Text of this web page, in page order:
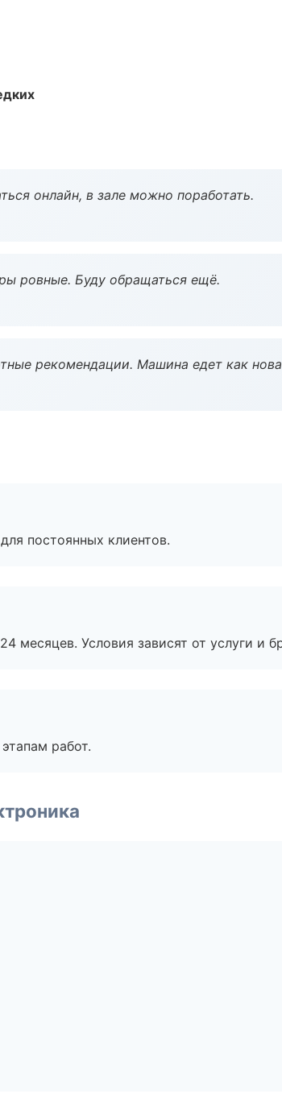
онлайн, в зале можно поработать.
ровные. Буду обращаться ещё.
рекомендации. Машина едет как
постоянных клиентов.
месяцев. Условия зависят от услуги и
работ.